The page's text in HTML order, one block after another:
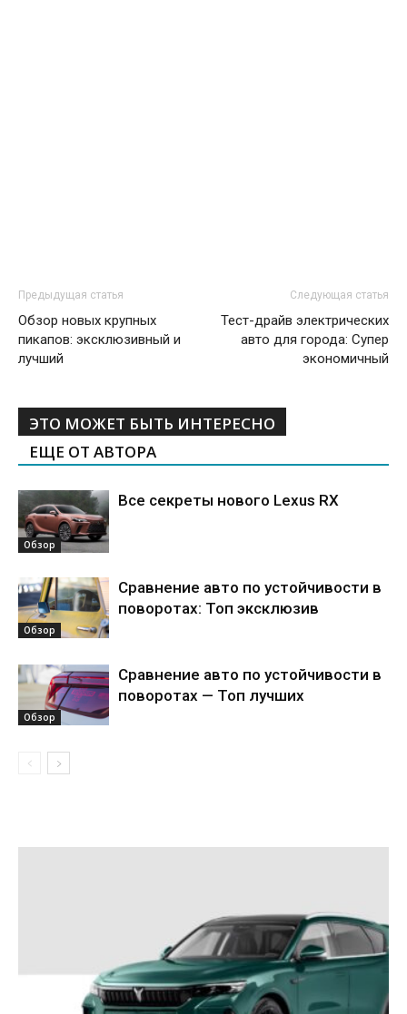
Предыдущая статья
Обзор новых крупных
пикапов: эксклюзивный и
лучший
Следующая статья
Тест-драйв электрических
авто для города: Супер
экономичный
ЭТО МОЖЕТ БЫТЬ ИНТЕРЕСНО
ЕЩЕ ОТ АВТОРА
Обзор
Все секреты нового Lexus RX
Обзор
Сравнение авто по устойчивости в
поворотах: Топ эксклюзив
Обзор
Сравнение авто по устойчивости в
поворотах — Топ лучших